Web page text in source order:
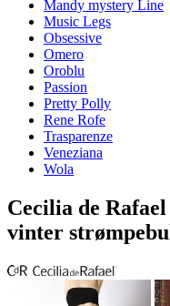
Mandy mystery Line
Music Legs
Obsessive
Omero
Oroblu
Passion
Pretty Polly
Rene Rofe
Trasparenze
Veneziana
Wola
Cecilia de
vinter